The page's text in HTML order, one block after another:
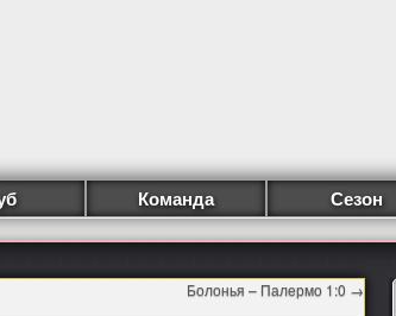
Команда Сезон
Болонья – Палермо 1:0 →